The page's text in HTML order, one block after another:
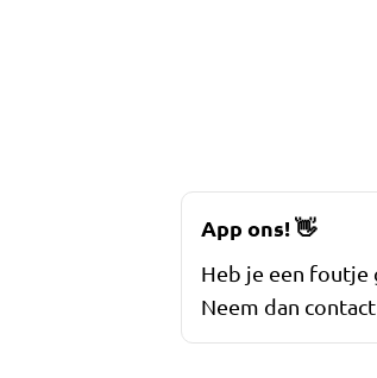
App ons!👋
Heb je een foutje
Neem dan